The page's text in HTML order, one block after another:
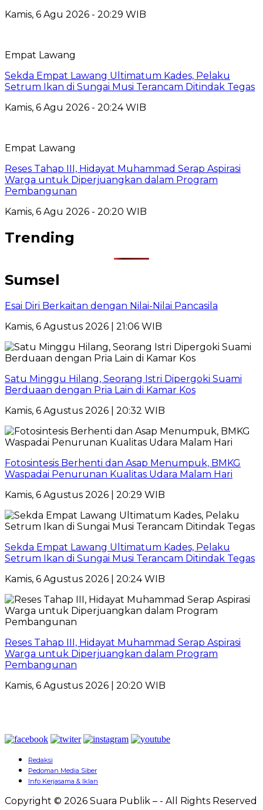
Kamis, 6 Agu 2026 - 20:29 WIB
Empat Lawang
Sekda Empat Lawang Ultimatum Kades, Pelaku
Setrum Ikan di Sungai Musi Terancam Ditindak Tegas
Kamis, 6 Agu 2026 - 20:24 WIB
Empat Lawang
Reses Tahap III, Hidayat Muhammad Serap Aspirasi
Warga untuk Diperjuangkan dalam Program
Pembangunan
Kamis, 6 Agu 2026 - 20:20 WIB
Trending
Sumsel
Esai Diri Berkaitan dengan Nilai-Nilai Pancasila
Kamis, 6 Agustus 2026 | 21:06 WIB
Satu Minggu Hilang, Seorang Istri Dipergoki Suami
Berduaan dengan Pria Lain di Kamar Kos
Kamis, 6 Agustus 2026 | 20:32 WIB
Fotosintesis Berhenti dan Asap Menumpuk, BMKG
Waspadai Penurunan Kualitas Udara Malam Hari
Kamis, 6 Agustus 2026 | 20:29 WIB
Sekda Empat Lawang Ultimatum Kades, Pelaku
Setrum Ikan di Sungai Musi Terancam Ditindak Tegas
Kamis, 6 Agustus 2026 | 20:24 WIB
Reses Tahap III, Hidayat Muhammad Serap Aspirasi
Warga untuk Diperjuangkan dalam Program
Pembangunan
Kamis, 6 Agustus 2026 | 20:20 WIB
Redaksi
Pedoman Media Siber
Info Kerjasama & Iklan
Copyright © 2026 Suara Publik – - All Rights Reserved